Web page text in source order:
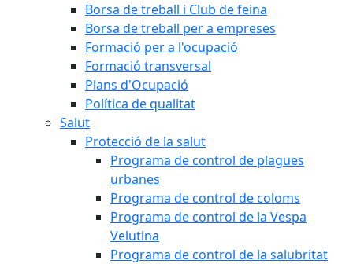
Borsa de treball i Club de feina
Borsa de treball per a empreses
Formació per a l'ocupació
Formació transversal
Plans d'Ocupació
Política de qualitat
Salut
Protecció de la salut
Programa de control de plagues
urbanes
Programa de control de coloms
Programa de control de la Vespa
Velutina
Programa de control de la salubritat